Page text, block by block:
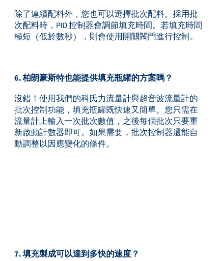
除了連續配料外，您也可以選擇批次配料。採用批
次配料時，PID 控制器會調節填充時間。若填充時間
極短（低於數秒），則會使用開關閥門進行控制。
6. 柏朗豪斯特也能提供填充瓶罐的方案嗎？
沒錯！使用我們的科氏力流量計與超音波流量計的
批次控制功能，填充瓶罐既快速又簡單。您只需在
流量計上輸入一次批次數值，之後每個批次只要重
新啟動計數器即可。如果需要，批次控制器還能自
動調整以因應變化的條件。
7. 填充製成可以達到多快的速度？